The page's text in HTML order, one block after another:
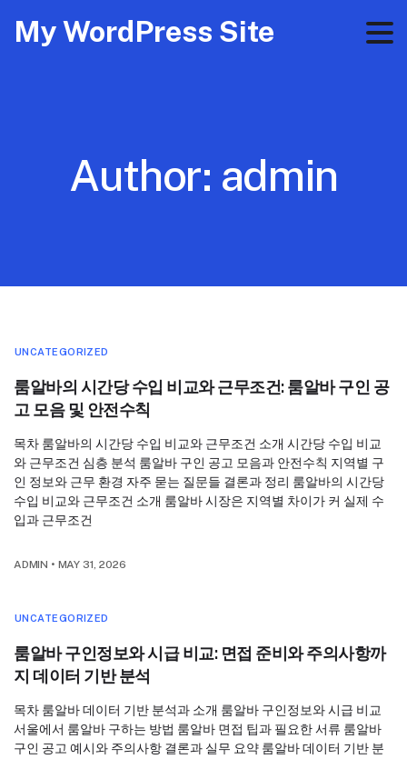
My WordPress Site
Author: admin
UNCATEGORIZED
룸알바의 시간당 수입 비교와 근무조건: 룸알바 구인 공
고 모음 및 안전수칙
목차 룸알바의 시간당 수입 비교와 근무조건 소개 시간당 수입 비교
와 근무조건 심층 분석 룸알바 구인 공고 모음과 안전수칙 지역별 구
인 정보와 근무 환경 자주 묻는 질문들 결론과 정리 룸알바의 시간당
수입 비교와 근무조건 소개 룸알바 시장은 지역별 차이가 커 실제 수
입과 근무조건
ADMIN • MAY 31, 2026
UNCATEGORIZED
룸알바 구인정보와 시급 비교: 면접 준비와 주의사항까
지 데이터 기반 분석
목차 룸알바 데이터 기반 분석과 소개 룸알바 구인정보와 시급 비교
서울에서 룸알바 구하는 방법 룸알바 면접 팁과 필요한 서류 룸알바
구인 공고 예시와 주의사항 결론과 실무 요약 룸알바 데이터 기반 분